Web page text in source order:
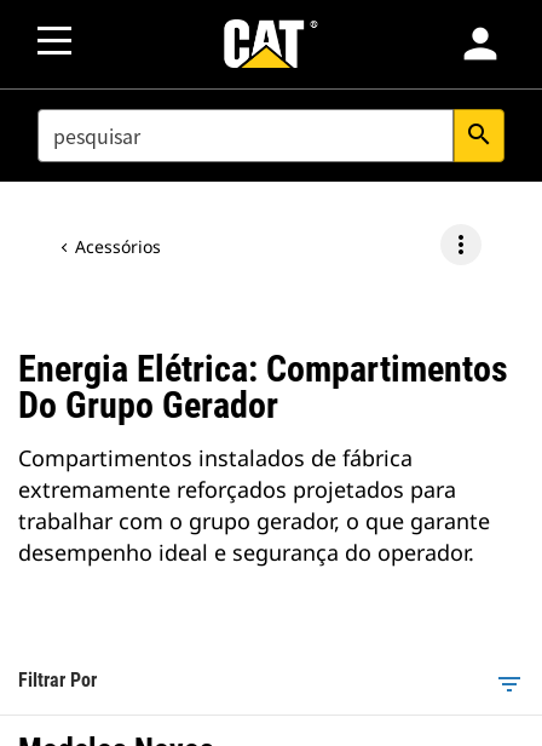
person
SEARCH search
Acessórios more_vert
Energia Elétrica: Compartimentos
Do Grupo Gerador
Compartimentos instalados de fábrica
extremamente reforçados projetados para
trabalhar com o grupo gerador, o que garante
desempenho ideal e segurança do operador.
Filtrar Por filter_list